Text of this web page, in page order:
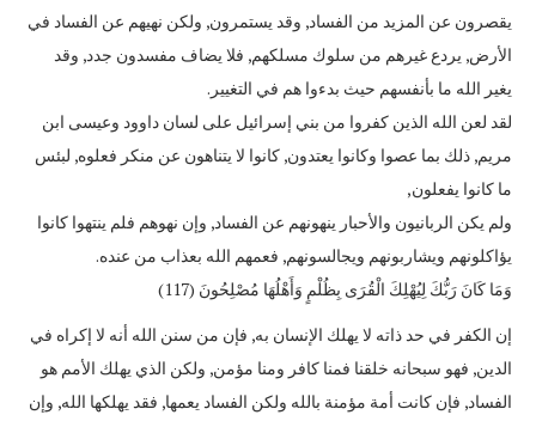
يقصرون عن المزيد من الفساد, وقد يستمرون, ولكن نهيهم عن الفساد في
الأرض, يردع غيرهم من سلوك مسلكهم, فلا يضاف مفسدون جدد, وقد
يغير الله ما بأنفسهم حيث بدءوا هم في التغيير.
لقد لعن الله الذين كفروا من بني إسرائيل على لسان داوود وعيسى ابن
مريم, ذلك بما عصوا وكانوا يعتدون, كانوا لا يتناهون عن منكر فعلوه, لبئس
ما كانوا يفعلون,
ولم يكن الربانيون والأحبار ينهونهم عن الفساد, وإن نهوهم فلم ينتهوا كانوا
يؤاكلونهم ويشاربونهم ويجالسونهم, فعمهم الله بعذاب من عنده.
وَمَا كَانَ رَبُّكَ لِيُهْلِكَ الْقُرَى بِظُلْمٍ وَأَهْلُهَا مُصْلِحُونَ (117)
إن الكفر في حد ذاته لا يهلك الإنسان به, فإن من سنن الله أنه لا إكراه في
الدين, فهو سبحانه خلقنا فمنا كافر ومنا مؤمن, ولكن الذي يهلك الأمم هو
الفساد, فإن كانت أمة مؤمنة بالله ولكن الفساد يعمها, فقد يهلكها الله, وإن